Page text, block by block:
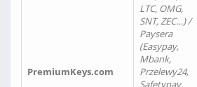
PremiumKeys.com
LTC, OMG,
SNT, ZEC…) /
Paysera
(Easypay,
Mbank,
Przelewy24,
Safetypay,